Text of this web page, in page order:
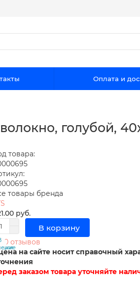
Оплата и
голубой,
товара:
товары бренда
руб.
В корзину
0 отзывов
на сайте носит справочный
заказом товара уточняйте